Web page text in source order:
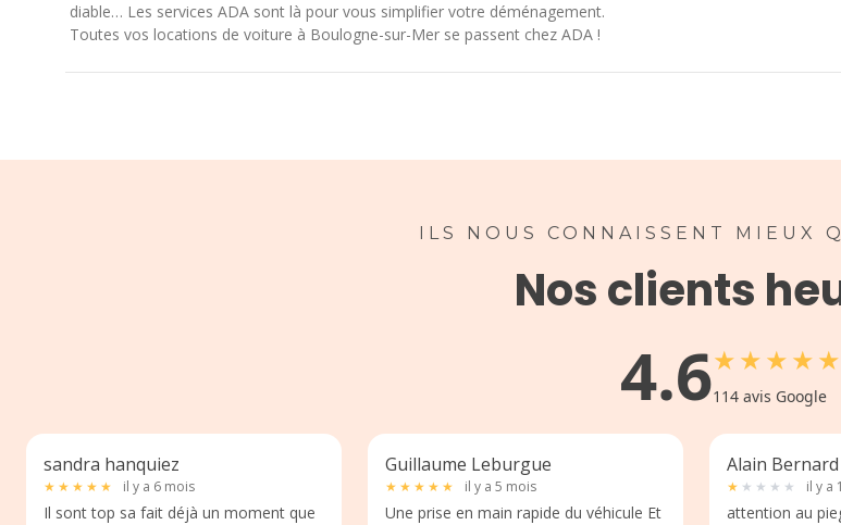
diable… Les services ADA sont là pour vous simplifier votre déménagement.
Toutes vos locations de voiture à Boulogne-sur-Mer se passent chez ADA !
ILS NOUS CONNAISSENT MIEUX
Nos clients
4.6★★★★★
114avis Google
sandra hanquiez
★ ★ ★ ★ ★ il y a 6 mois
Il sont top sa fait déjà un moment que
Guillaume Leburgue
★ ★ ★ ★ ★ il y a 5 mois
Une prise en main rapide du véhicule Et
Alain Bernard
★ ★ ★ ★ ★ il y a
attention au